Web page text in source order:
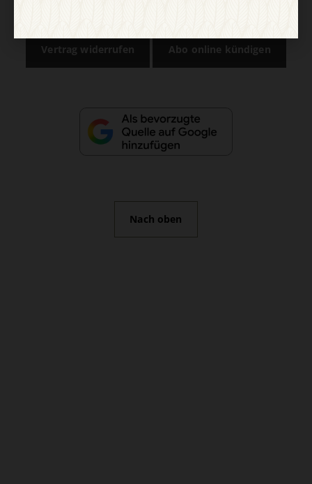
Vertrag widerrufen Abo online kündigen
Nach oben